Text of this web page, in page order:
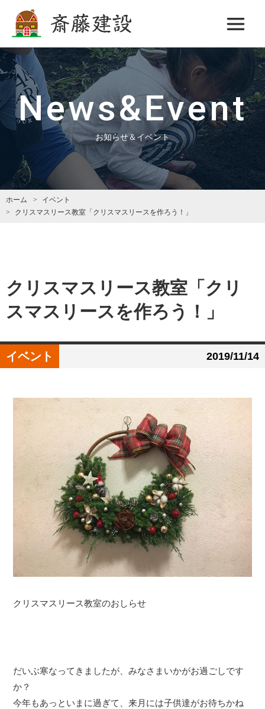
斎藤建設
News&Event
お知らせ＆イベント
ホーム
イベント
クリスマスリース教室「クリスマスリースを作ろう！」
クリスマスリース教室「クリ
スマスリースを作ろう！」
イベント 2019/11/14
クリスマスリース教室のおしらせ
だいぶ寒なってきましたが、みなさまいかがお過ごしです
か？
今年もあっといまに過ぎて、来月には子供達がお待ちかね